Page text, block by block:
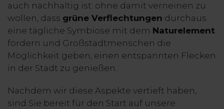
auch nachhaltig ist: ohne damit verneinen zu
wollen, dass grüne Verflechtungen durchaus
eine tägliche Symbiose mit dem Naturelement
fördern und Großstadtmenschen die
Möglichkeit geben, einen entspannten Flecken
in der Stadt zu genießen.
Nachdem wir diese Aspekte vertieft haben,
sind Sie bereit für den Start auf unsere